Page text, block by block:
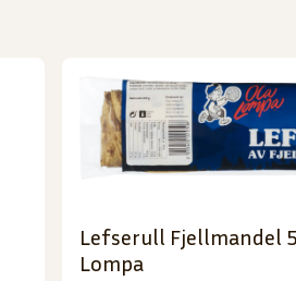
Lefserull Fjellmandel
Lompa